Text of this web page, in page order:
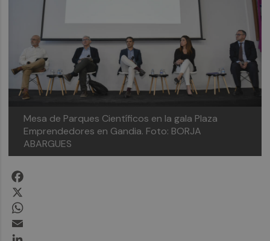
Mesa de Parques Científicos en la gala Plaza
Emprendedores en Gandia. Foto: BORJA
ABARGUES